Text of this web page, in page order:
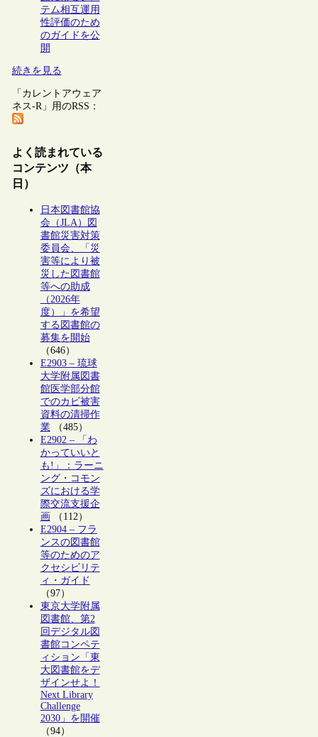
テム相互運用
性評価のため
のガイドを公
開
続きを見る
「カレントアウェア
ネス-R」用のRSS：
よく読まれている
コンテンツ（本
日）
日本図書館協
会（JLA）図
書館災害対策
委員会、「災
害等により被
災した図書館
等への助成
（2026年
度）」を希望
する図書館の
募集を開始
（646）
E2903 – 琉球
大学附属図書
館医学部分館
でのカビ被害
資料の清掃作
業（485）
E2902 – 「わ
かっていいと
も!」：ラーニ
ング・コモン
ズにおける学
際交流支援企
画（112）
E2904 – フラ
ンスの図書館
等のためのア
クセシビリテ
ィ・ガイド
（97）
東京大学附属
図書館、第2
回デジタル図
書館コンペテ
ィション「東
大図書館をデ
ザインせよ！
Next Library
Challenge
2030」を開催
（94）